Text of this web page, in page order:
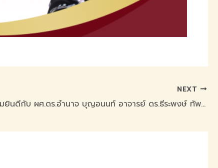
NEXT
ขอแสดงความยินดีกับ ผศ.ดร.อำนาจ บุญอนนท์ อาจารย์ ดร.ธีระพงษ์ ทัพอาจ อาจารย์พันธุ์เอก ใจหลวง และ อาจารย์ธีรราช ทองหลาง ในโอกาสที่ได้รับการตีพิมพ์ วารสารวิชาการมนุษยศาสตร์และสังคมศาสตร์